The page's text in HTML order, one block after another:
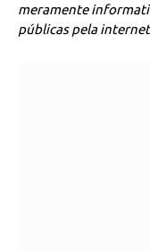
meramente
públicas pela